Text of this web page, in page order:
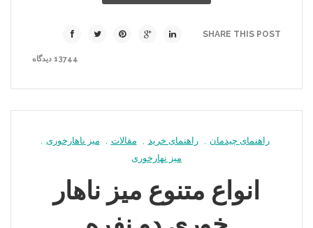
SHARE THIS POST
13744 دیدگاه
راهنمای چیدمان , راهنمای خرید , مقالات , میز ناهارخوری ,
میز نهارخوری
انواع متنوع میز ناهار